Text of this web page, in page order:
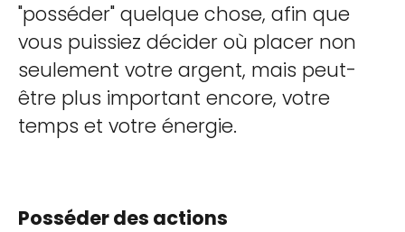
"posséder" quelque chose, afin que
vous puissiez décider où placer non
seulement votre argent, mais peut-
être plus important encore, votre
temps et votre énergie.
Posséder des actions